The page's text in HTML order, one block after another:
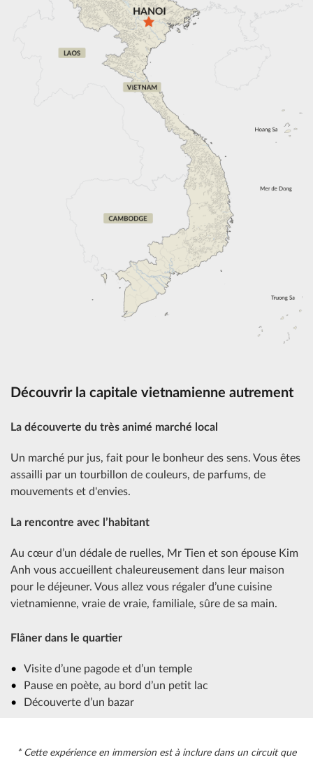
Découvrir la capitale vietnamienne autrement
La découverte du très animé marché local
Un marché pur jus, fait pour le bonheur des sens. Vous êtes
assailli par un tourbillon de couleurs, de parfums, de
mouvements et d'envies.
La rencontre avec l’habitant
Au cœur d’un dédale de ruelles, Mr Tien et son épouse Kim
Anh vous accueillent chaleureusement dans leur maison
pour le déjeuner. Vous allez vous régaler d’une cuisine
vietnamienne, vraie de vraie, familiale, sûre de sa main.
Flâner dans le quartier
Visite d’une pagode et d’un temple
Pause en poète, au bord d’un petit lac
Découverte d’un bazar
* Cette expérience en immersion est à inclure dans un circuit que